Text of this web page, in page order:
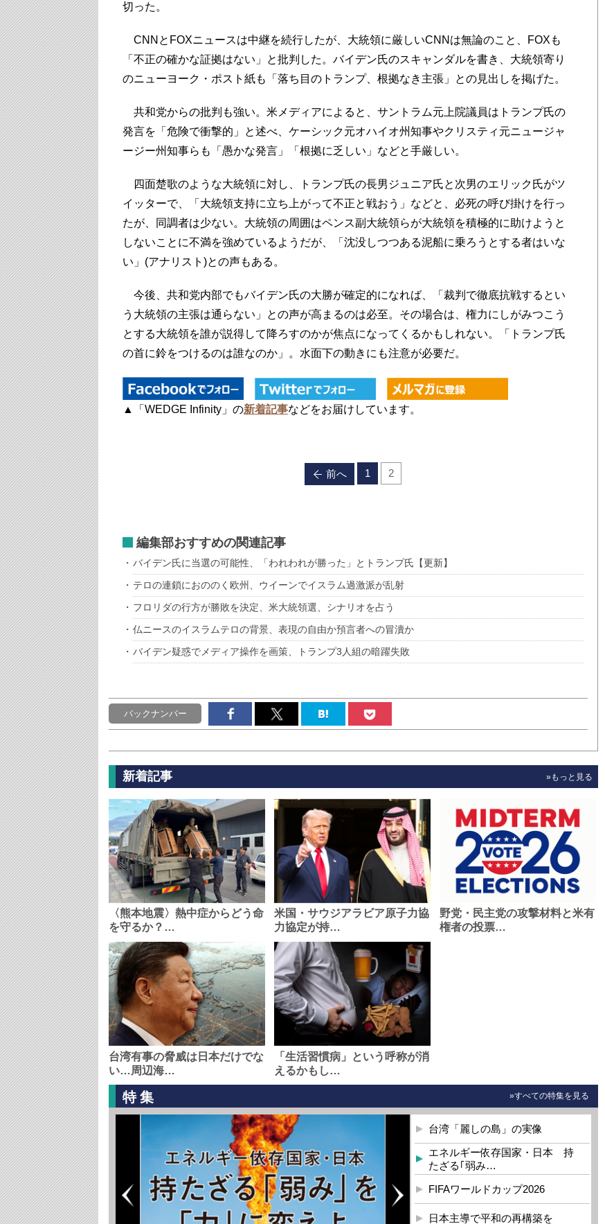
切った。
CNNとFOXニュースは中継を続行したが、大統領に厳しいCNNは無論のこと、FOXも
「不正の確かな証拠はない」と批判した。バイデン氏のスキャンダルを書き、大統領寄り
のニューヨーク・ポスト紙も「落ち目のトランプ、根拠なき主張」との見出しを掲げた。
共和党からの批判も強い。米メディアによると、サントラム元上院議員はトランプ氏の
発言を「危険で衝撃的」と述べ、ケーシック元オハイオ州知事やクリスティ元ニュージャ
ージー州知事らも「愚かな発言」「根拠に乏しい」などと手厳しい。
四面楚歌のような大統領に対し、トランプ氏の長男ジュニア氏と次男のエリック氏がツ
イッターで、「大統領支持に立ち上がって不正と戦おう」などと、必死の呼び掛けを行っ
たが、同調者は少ない。大統領の周囲はペンス副大統領らが大統領を積極的に助けようと
しないことに不満を強めているようだが、「沈没しつつある泥船に乗ろうとする者はいな
い」(アナリスト)との声もある。
今後、共和党内部でもバイデン氏の大勝が確定的になれば、「裁判で徹底抗戦するとい
う大統領の主張は通らない」との声が高まるのは必至。その場合は、権力にしがみつこう
とする大統領を誰が説得して降ろすのかが焦点になってくるかもしれない。「トランプ氏
の首に鈴をつけるのは誰なのか」。水面下の動きにも注意が必要だ。
▲「WEDGE Infinity」の新着記事などをお届けしています。
前へ 1 2
編集部おすすめの関連記事
バイデン氏に当選の可能性、「われわれが勝った」とトランプ氏【更新】
テロの連鎖におののく欧州、ウイーンでイスラム過激派が乱射
フロリダの行方が勝敗を決定、米大統領選、シナリオを占う
仏ニースのイスラムテロの背景、表現の自由か預言者への冒瀆か
バイデン疑惑でメディア操作を画策、トランプ3人組の暗躍失敗
バックナンバー
新着記事 »もっと見る
〈熊本地震〉熱中症からどう命
を守るか？…
米国・サウジアラビア原子力協
力協定が持…
野党・民主党の攻撃材料と米有
権者の投票…
台湾有事の脅威は日本だけでな
い…周辺海…
「生活習慣病」という呼称が消
えるかもし…
特集 »すべての特集を見る
台湾「麗しの島」の実像
エネルギー依存国家・日本 持
たざる｢弱み…
FIFAワールドカップ2026
日本主導で平和の再構築を